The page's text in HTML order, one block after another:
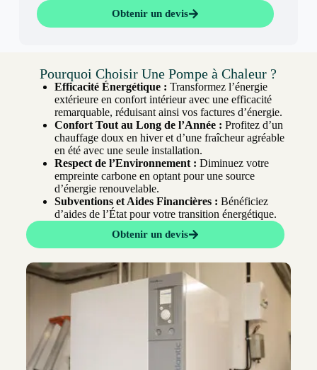
Obtenir un devis
Pourquoi Choisir Une Pompe à Chaleur ?
Efficacité Énergétique : Transformez l’énergie
extérieure en confort intérieur avec une efficacité
remarquable, réduisant ainsi vos factures d’énergie.
Confort Tout au Long de l’Année : Profitez d’un
chauffage doux en hiver et d’une fraîcheur agréable
en été avec une seule installation.
Respect de l’Environnement : Diminuez votre
empreinte carbone en optant pour une source
d’énergie renouvelable.
Subventions et Aides Financières : Bénéficiez
d’aides de l’État pour votre transition énergétique.
Obtenir un devis